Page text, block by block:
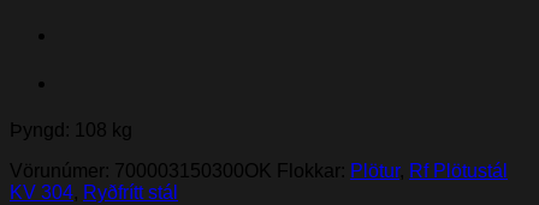
Þyngd: 108 kg
Vörunúmer: 700003150300OK Flokkar: Plötur, Rf Plötustál
KV 304, Ryðfrítt stál